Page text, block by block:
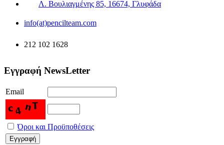
Λ. Βουλιαγμένης 85, 16674, Γλυφάδα
info(at)pencilteam.com
212 102 1628
Εγγραφή NewsLetter
Email
Όροι και Προϋποθέσεις